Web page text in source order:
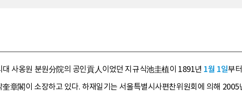
대 사옹원 분원分院의 공인貢人이었던 지규식池圭植이 1891년 1월 1일부
奎章閣이 소장하고 있다. 하재일기는 서울특별시사편찬위원회에 의해